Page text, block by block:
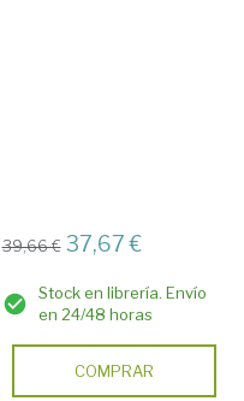
39,66 € 37,67 €
Stock en librería. Envío
en 24/48 horas
COMPRAR